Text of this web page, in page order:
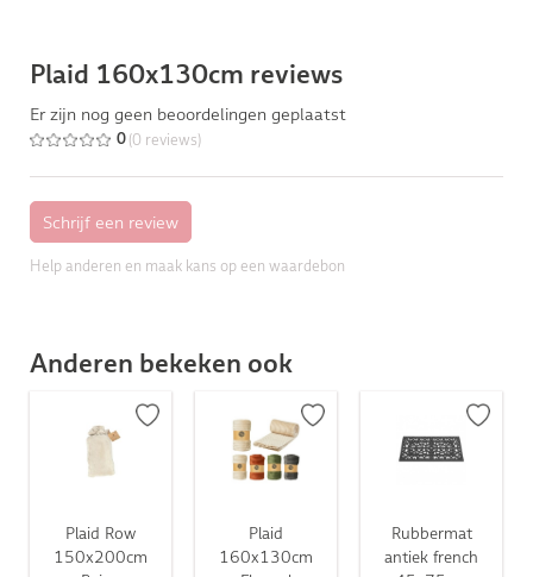
Plaid 160x130cm reviews
Er zijn nog geen beoordelingen geplaatst
0 (0 reviews)
Help anderen en maak kans op een waardebon
Anderen bekeken ook
Plaid Row
150x200cm
Plaid
160x130cm
Rubbermat
antiek french